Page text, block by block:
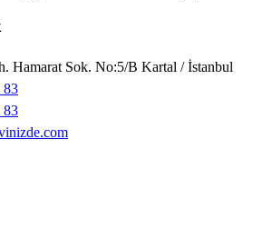
Hamarat Sok. No:5/B Kartal / İstanbul
83
83